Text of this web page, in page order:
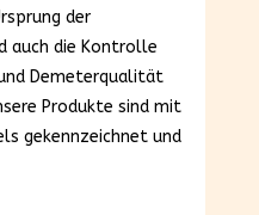
der
auch die Kontrolle
Demeterqualität
Produkte sind mit
gekennzeichnet und